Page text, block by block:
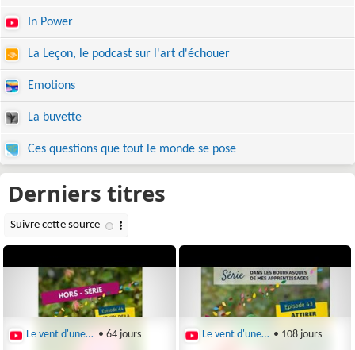
In Power
La Leçon, le podcast sur l'art d'échouer
Emotions
La buvette
Ces questions que tout le monde se pose
Le vent d'une nouveau monde • 64 jours Le vent d'une nouveau monde • 108 jours